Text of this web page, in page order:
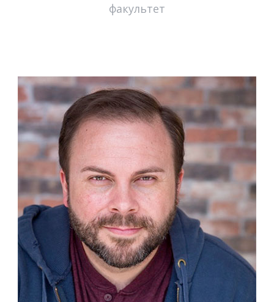
факультет